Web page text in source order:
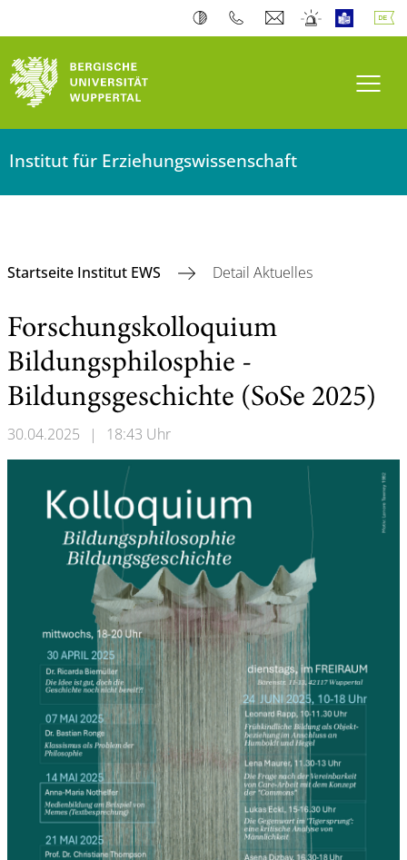
Institut für Erziehungswissenschaft
Startseite Institut EWS Detail Aktuelles
Forschungskolloquium
Bildungsphilosphie -
Bildungsgeschichte (SoSe 2025)
30.04.2025 | 18:43 Uhr